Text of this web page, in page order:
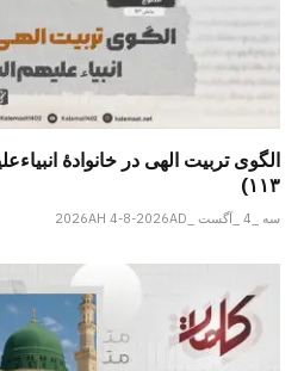
الگوی تربیت الهی در خانوادۀ
۱۱۳)
سه _4 _آگست _2026AH 4-8-2026AD